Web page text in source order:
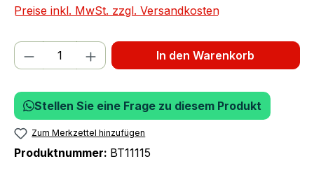
Preise inkl. MwSt. zzgl. Versandkosten
Produkt Anzahl: Gib den gewünschten
In den Warenkorb
Stellen Sie eine Frage zu diesem Produkt
Zum Merkzettel hinzufügen
Produktnummer: BT11115